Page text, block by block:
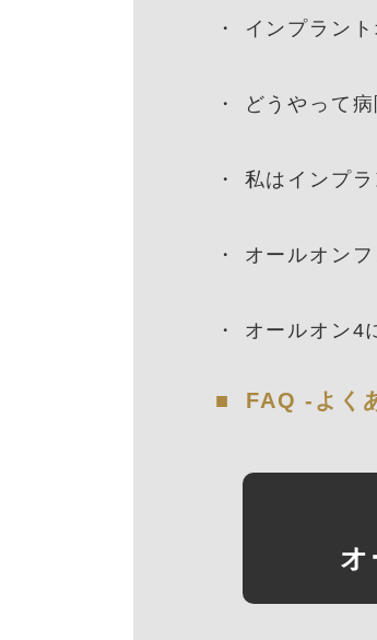
・ インプラン
・ どうやって
・ 私はインプ
・ オールオン
・ オールオン4
FAQ -よく
オ